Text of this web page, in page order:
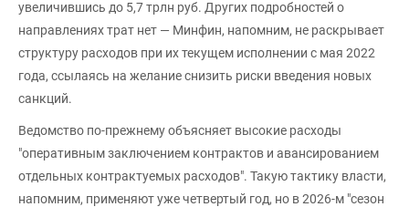
увеличившись до 5,7 трлн руб. Других подробностей о
направлениях трат нет — Минфин, напомним, не раскрывает
структуру расходов при их текущем исполнении с мая 2022
года, ссылаясь на желание снизить риски введения новых
санкций.
Ведомство по-прежнему объясняет высокие расходы
"оперативным заключением контрактов и авансированием
отдельных контрактуемых расходов". Такую тактику власти,
напомним, применяют уже четвертый год, но в 2026-м "сезон